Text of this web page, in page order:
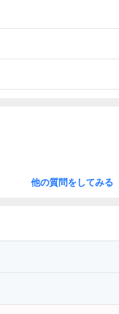
他の質問をしてみる